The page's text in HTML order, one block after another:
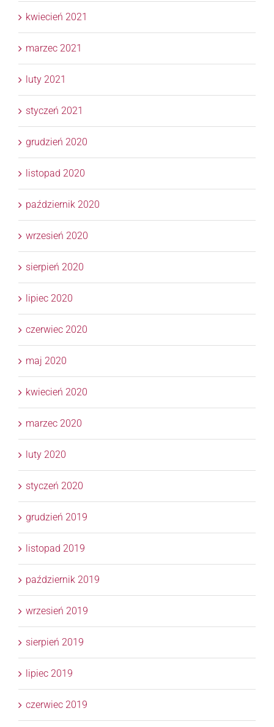
kwiecień 2021
marzec 2021
luty 2021
styczeń 2021
grudzień 2020
listopad 2020
październik 2020
wrzesień 2020
sierpień 2020
lipiec 2020
czerwiec 2020
maj 2020
kwiecień 2020
marzec 2020
luty 2020
styczeń 2020
grudzień 2019
listopad 2019
październik 2019
wrzesień 2019
sierpień 2019
lipiec 2019
czerwiec 2019